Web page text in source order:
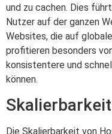
und zu cachen. Dies
Nutzer auf der ganzen
Websites, die auf
profitieren besonders
konsistentere und
können.
Die Skalierbarkeit von